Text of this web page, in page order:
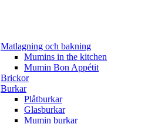
Matlagning och bakning
Mumins in the kitchen
Mumin Bon Appétit
Brickor
Burkar
Plåtburkar
Glasburkar
Mumin burkar